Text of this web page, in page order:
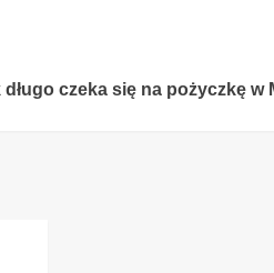
długo czeka się na pożyczkę w